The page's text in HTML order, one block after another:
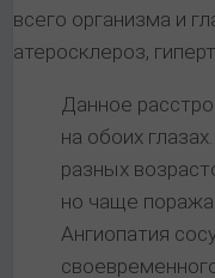
всего организма и
атеросклероз,
Данное
на обоих
разных
но чаще
Ангиопатия